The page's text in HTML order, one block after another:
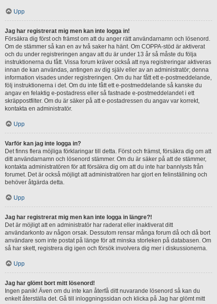
Upp
Jag har registrerat mig men kan inte logga in!
Försäkra dig först och främst om att du anger rätt användarnamn och lösenord.
Om de stämmer så kan en av två saker ha hänt. Om COPPA-stöd är aktiverat
och du under registreringen angav att du är under 13 år så måste du följa
instruktionerna du fått. Vissa forum kräver också att nya registreringar aktiveras
innan de kan användas, antingen av dig själv eller av an administratör; denna
information visades under registreringen. Om du har fått ett e-postmeddelande,
följ instruktionerna i det. Om du inte fått ett e-postmeddelande så kanske du
angav en felaktig e-postadress eller så fastnade e-postmeddelandet i ett
skräppostfilter. Om du är säker på att e-postadressen du angav var korrekt,
kontakta en administratör.
Upp
Varför kan jag inte logga in?
Det finns flera möjliga förklaringar till detta. Först och främst, försäkra dig om att
ditt användarnamn och lösenord stämmer. Om du är säker på att de stämmer,
kontakta administratören för att försäkra dig om att du inte har bannlysts från
forumet. Det är också möjligt att administratören har gjort en felinställning och
behöver åtgärda detta.
Upp
Jag har registrerat mig men kan inte logga in längre?!
Det är möjligt att en administratör har raderat eller inaktiverat ditt
användarkonto av någon orsak. Dessutom rensar många forum då och då bort
användare som inte postat på länge för att minska storleken på databasen. Om
så har skett, registrera dig igen och försök involvera dig mer i diskussionerna.
Upp
Jag har glömt bort mitt lösenord!
Ingen panik! Även om du inte kan återfå ditt nuvarande lösenord så kan du
enkelt återställa det. Gå till inloggningssidan och klicka på Jag har glömt mitt